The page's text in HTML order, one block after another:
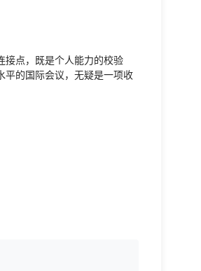
接点，既是个人能力的校验
平的国际会议，无疑是一项收